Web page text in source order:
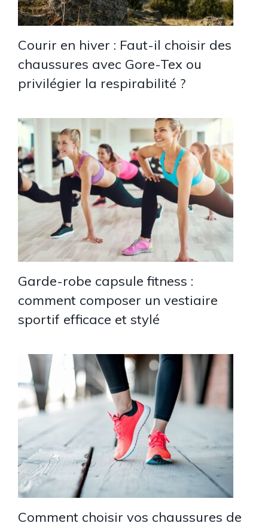
Courir en hiver : Faut-il choisir des
chaussures avec Gore-Tex ou
privilégier la respirabilité ?
Garde-robe capsule fitness :
comment composer un vestiaire
sportif efficace et stylé
Comment choisir vos chaussures de